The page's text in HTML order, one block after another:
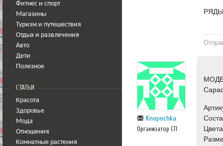
Фитнес и спорт
Магазины
Туризм и путешествия
Отдых и развлечения
Авто
Дети
Полезное
СТАТЬИ
Красота
Здоровье
Мода
Отношения
Комнатные растения
Knopochka
Организатор СП